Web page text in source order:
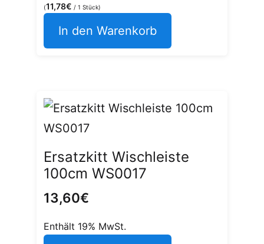
(11,78€ / 1 Stück)
In den Warenkorb
Ersatzkitt Wischleiste
100cm WS0017
13,60€
Enthält 19% MwSt.